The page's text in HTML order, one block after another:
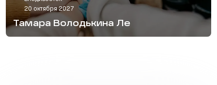
20 октября 2027
Тамара Володькина Ле